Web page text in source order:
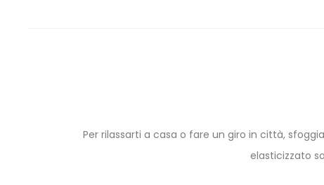
Per rilassarti a casa o fare un giro in città,
elasticizzato